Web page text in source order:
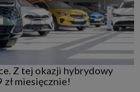
Z tej okazji hybrydowy
zł miesięcznie!